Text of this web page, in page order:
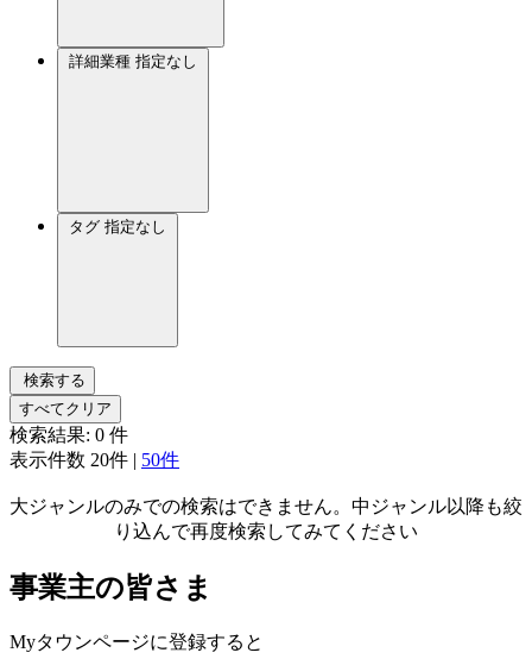
詳細業種 指定なし
タグ 指定なし
検索する
すべてクリア
検索結果: 0 件
表示件数 20件 | 50件
大ジャンルのみでの検索はできません。中ジャンル以降も絞
り込んで再度検索してみてください
事業主の皆さま
Myタウンページに登録すると